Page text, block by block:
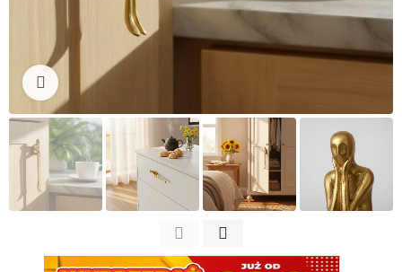
Kliknij, aby powiększyć